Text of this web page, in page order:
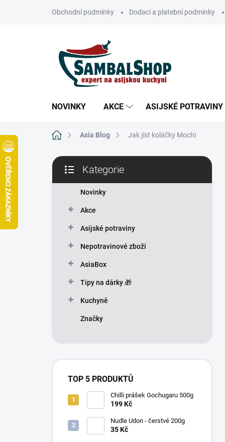
Obchodní podmínky Dodací a platební podmínky
NOVINKY AKCE ASIJSKÉ POTRAVINY
Domů Asia Blog Jak jíst koláčky Mochi
P
s
kategorie
Kategorie
Novinky
Akce
Asijské potraviny
Nepotravinové zboží
AsiaBox
Tipy na dárky 🎁
Kuchyně
Značky
TOP 5 PRODUKTŮ
Chilli prášek Gochugaru 500g
199 Kč
Nudle Udon - čerstvé 200g
35 Kč